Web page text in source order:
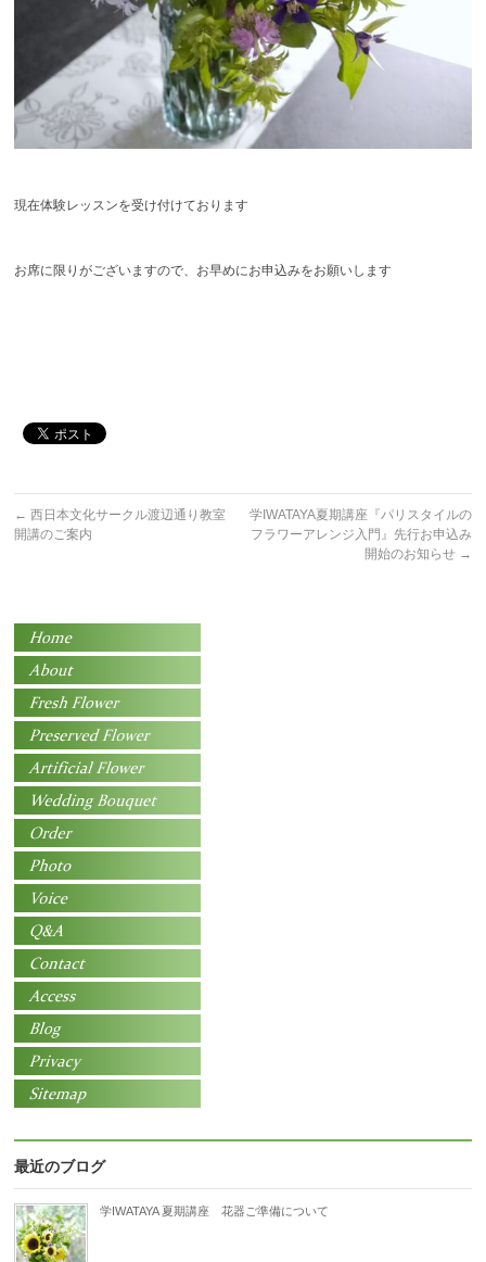
現在体験レッスンを受け付けております
お席に限りがございますので、お早めにお申込みをお願いします
← 西日本文化サークル渡辺通り教室
開講のご案内
学IWATAYA夏期講座『パリスタイルの
フラワーアレンジ入門』先行お申込み
開始のお知らせ →
最近のブログ
学IWATAYA 夏期講座 花器ご準備について